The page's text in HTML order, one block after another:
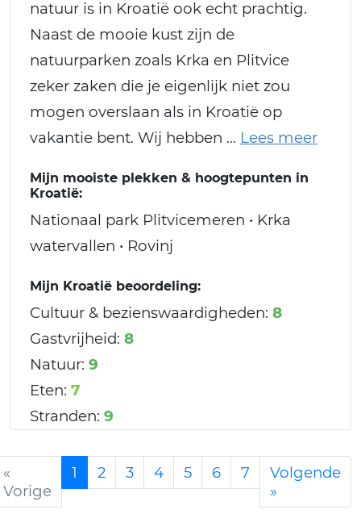
natuur is in Kroatië ook echt prachtig.
Naast de mooie kust zijn de
natuurparken zoals Krka en Plitvice
zeker zaken die je eigenlijk niet zou
mogen overslaan als in Kroatië op
vakantie bent. Wij hebben
Mijn mooiste plekken & hoogtepunten in
Kroatië:
Nationaal park Plitvicemeren • Krka
watervallen • Rovinj
Mijn Kroatië beoordeling:
Cultuur & bezienswaardigheden: 8
Gastvrijheid: 8
Natuur: 9
Eten: 7
Stranden: 9
«
Vorige
1 2 3 4 5 6 7
Volgende
»